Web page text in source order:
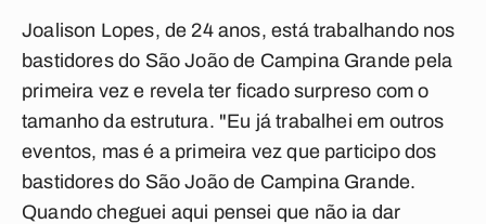
Joalison Lopes, de 24 anos, está trabalhando nos
bastidores do São João de Campina Grande pela
primeira vez e revela ter ficado surpreso com o
tamanho da estrutura. "Eu já trabalhei em outros
eventos, mas é a primeira vez que participo dos
bastidores do São João de Campina Grande.
Quando cheguei aqui pensei que não ia dar